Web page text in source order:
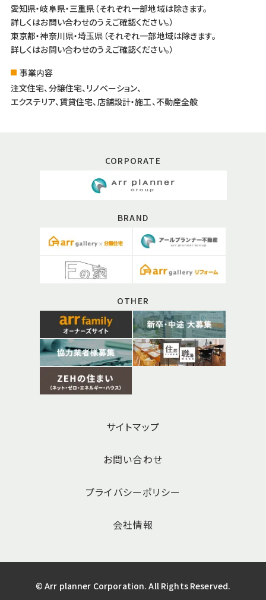
愛知県・岐阜県・三重県（それぞれ一部地域は除きます。
詳しくはお問い合わせのうえご確認ください。）
東京都・神奈川県・埼玉県（それぞれ一部地域は除きます。
詳しくはお問い合わせのうえご確認ください。）
事業内容
注文住宅、分譲住宅、リノベーション、
エクステリア、賃貸住宅、店舗設計・施工、不動産全般
CORPORATE
BRAND
OTHER
サイトマップ
お問い合わせ
プライバシーポリシー
会社情報
© Arr planner Corporation. All Rights Reserved.